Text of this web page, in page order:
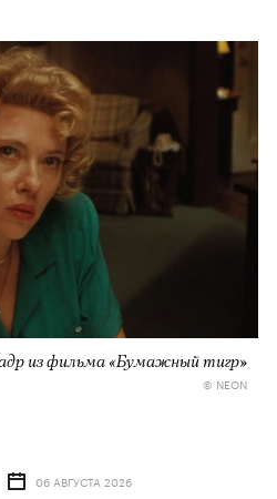
из фильма «Бумажный тигр»
© NEON
06 АВГУСТА 2026